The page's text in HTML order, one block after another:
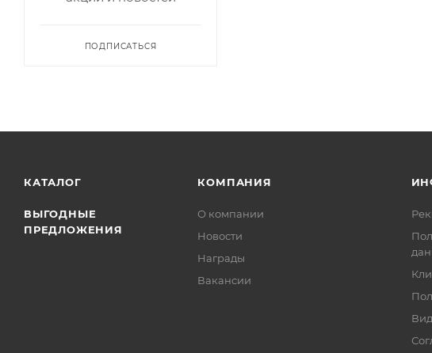
ПОДПИСАТЬСЯ
КАТАЛОГ
ВЫГОДНЫЕ
ПРЕДЛОЖЕНИЯ
КОМПАНИЯ
О компании
Новости
Награды
Вакансии